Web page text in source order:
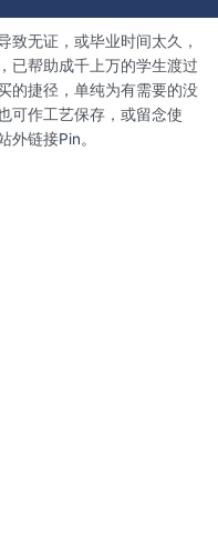
r
e
s
t
致无证，或毕业时间太久，
已帮助成千上万的学生渡过
的捷径，单纯为有需要的没
可作工艺保存，或留念使
外链接Pin。